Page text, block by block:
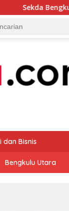
Dorong
dan Bisnis
Bengkulu Utara